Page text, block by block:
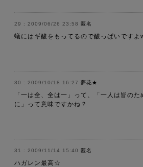
2009/06/26 23:58 匿名
蟻にはギ酸をもってるので酸っぱいですよ
2009/10/18 16:27 夢花★
「一は全、全は一」って、「一人は皆の
に」って意味ですかね？
2009/11/14 15:40 匿名
ハガレン最高☆